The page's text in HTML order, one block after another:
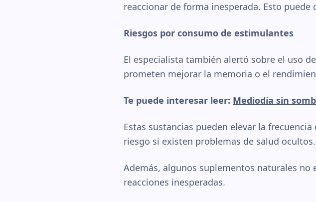
reaccionar de forma inesperada. Esto
Riesgos por consumo de estimulantes
El especialista también alertó sobre el uso
prometen mejorar la memoria o el
Te puede interesar leer: Mediodía sin
Estas sustancias pueden elevar la
riesgo si existen problemas de salud ocultos.
Además, algunos suplementos naturales no
reacciones inesperadas.